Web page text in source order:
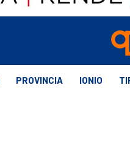
PROVINCIA IONIO